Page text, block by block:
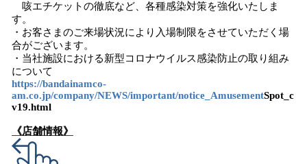
咳エチケットの徹底など、各種感染対策を強化いたしま
す。
・お客さまのご来場状況により入場制限をさせていただく場
合がございます。
・当社施設における新型コロナウイルス感染防止の取り組み
について
https://bandainamco-
am.co.jp/company/NEWS/important/notice_AmusementSpot_c
v19.html
《店舗情報》